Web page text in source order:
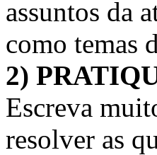
assuntos da
como temas
2)
Escreva
resolver as